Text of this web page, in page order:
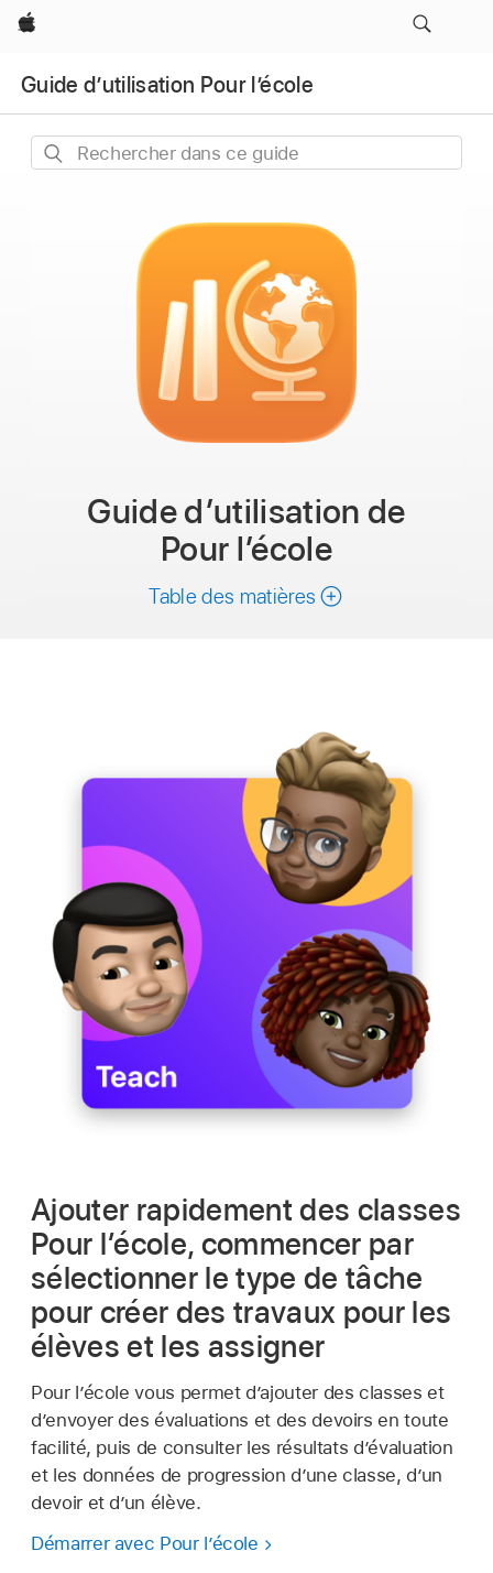
Apple
Guide d’utilisation Pour l’école
Rechercher
Guide d’utilisation de
Pour l’école
Table des matières
Ajouter rapidement des classes
Pour l’école, commencer par
sélectionner le type de tâche
pour créer des travaux pour les
élèves et les assigner
Pour l’école vous permet d’ajouter des classes et
d’envoyer des évaluations et des devoirs en toute
facilité, puis de consulter les résultats d’évaluation
et les données de progression d’une classe, d’un
devoir et d’un élève.
Démarrer avec Pour l’école